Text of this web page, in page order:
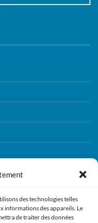
des technologies telles
informations des appareils. Le
de traiter des données